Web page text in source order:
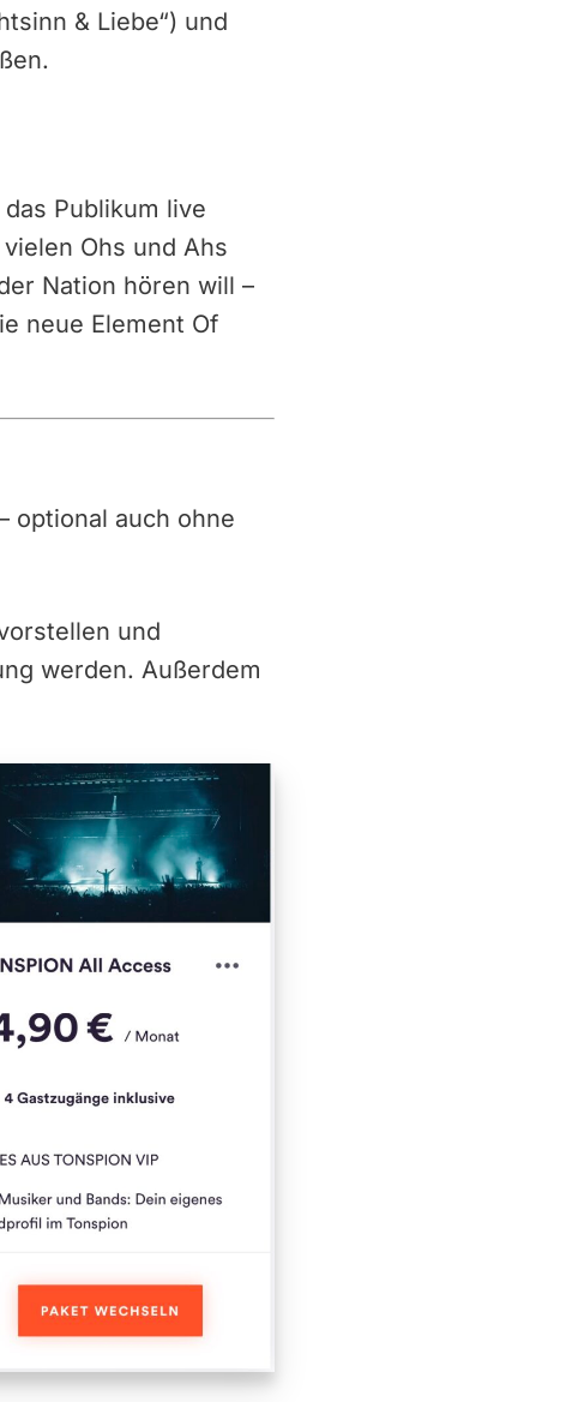
& Liebe“) und
Publikum live
Ohs und Ahs
Nation hören will –
neue Element Of
optional auch ohne
und
werden. Außerdem